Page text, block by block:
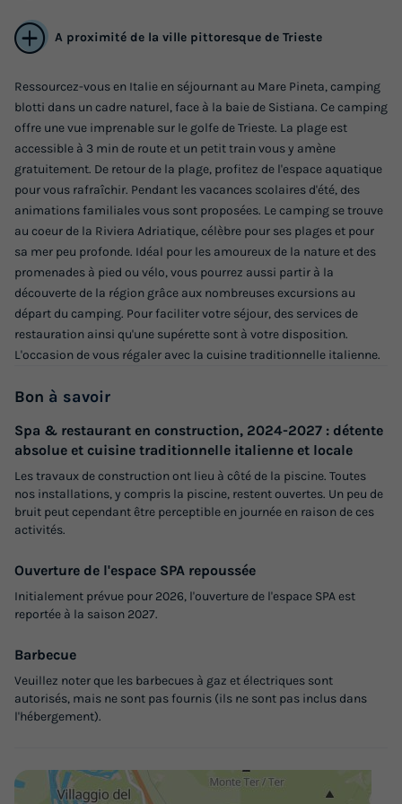
MOBILHOME 6 personnes - Comfort | 2 Ch. |
4/6 Pers. | Terrasse surélevée | Clim.
Annulation gratuite
Surface
28m²
Adultes Enfants Chambres Salle de bain
Terrasse semi-couverte Animaux autorisés * Cafetière
Réfrigérateur
MOBILHOME 6 personnes - Comfort | 2 Ch. | 4/6 Pers. |
du21/09/2026au28/09/2026
Meilleur prix pour 7 nuits
Modifier les dates
441 €
MOBILHOME 6 personnes - Premium | 3 Ch.
| 6 Pers. | Terrasse surélevée | Clim
A proximité de la ville pittoresque de Trieste
Ressourcez-vous en Italie en séjournant au Mare Pineta, camping
blotti dans un cadre naturel, face à la baie de Sistiana. Ce camping
offre une vue imprenable sur le golfe de Trieste. La plage est
accessible à 3 min de route et un petit train vous y amène
gratuitement. De retour de la plage, profitez de l'espace aquatique
pour vous rafraîchir. Pendant les vacances scolaires d'été, des
animations familiales vous sont proposées. Le camping se trouve
au coeur de la Riviera Adriatique, célèbre pour ses plages et pour
sa mer peu profonde. Idéal pour les amoureux de la nature et des
promenades à pied ou vélo, vous pourrez aussi partir à la
découverte de la région grâce aux nombreuses excursions au
départ du camping. Pour faciliter votre séjour, des services de
restauration ainsi qu'une supérette sont à votre disposition.
L'occasion de vous régaler avec la cuisine traditionnelle italienne.
Bon à savoir
Spa & restaurant en construction, 2024-2027 : détente
absolue et cuisine traditionnelle italienne et locale
Les travaux de construction ont lieu à côté de la piscine. Toutes
nos installations, y compris la piscine, restent ouvertes. Un peu de
bruit peut cependant être perceptible en journée en raison de ces
activités.
Ouverture de l'espace SPA repoussée
Initialement prévue pour 2026, l'ouverture de l'espace SPA est
reportée à la saison 2027.
Barbecue
Veuillez noter que les barbecues à gaz et électriques sont
autorisés, mais ne sont pas fournis (ils ne sont pas inclus dans
l'hébergement).